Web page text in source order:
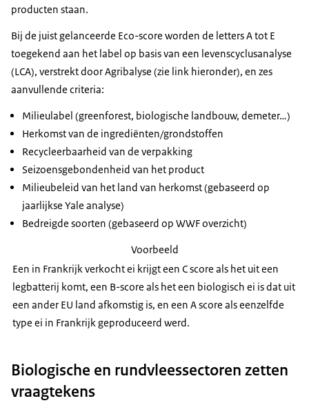
producten staan.
Bij de juist gelanceerde Eco-score worden de letters A tot E
toegekend aan het label op basis van een levenscyclusanalyse
(LCA), verstrekt doorAgribalyse (zie link hieronder), en zes
aanvullende criteria:
Milieulabel (greenforest, biologische landbouw, demeter…)
Herkomst van de ingrediënten/grondstoffen
Recycleerbaarheid van de verpakking
Seizoensgebondenheid van het product
Milieubeleid van het land van herkomst (gebaseerd op
jaarlijkse Yale analyse)
Bedreigde soorten (gebaseerd op WWF overzicht)
Voorbeeld
Een in Frankrijk verkocht ei krijgt een C score als het uit een
legbatterij komt, een B-score als het een biologisch ei is dat uit
een ander EU land afkomstig is, en een A score als eenzelfde
type ei in Frankrijk geproduceerd werd.
Biologische en rundvleessectoren zetten
vraagtekens